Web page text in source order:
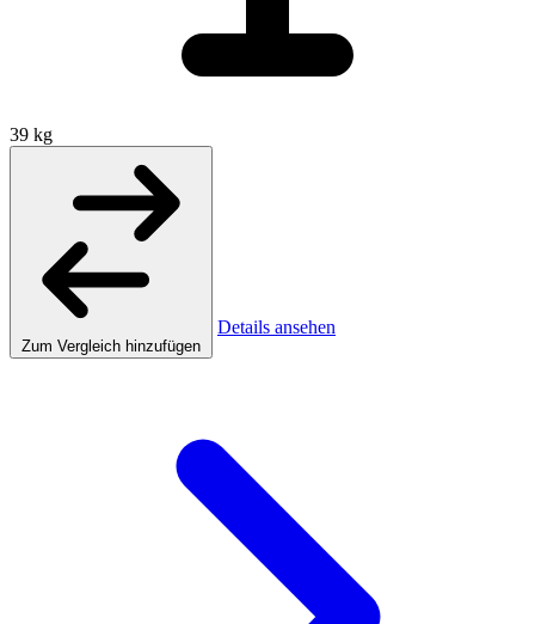
39 kg
Zum Vergleich hinzufügen
Details ansehen